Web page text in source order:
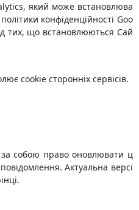
який може встановлюва
конфіденційності Goo
тих, що встановлюються Сай
cookie сторонніх сервісів.
за собою право оновлювати ц
Актуальна версі